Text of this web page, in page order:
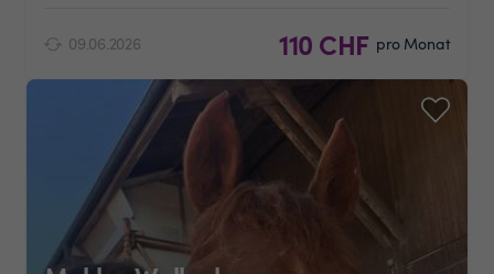
09.06.2026 110 CHF pro Monat